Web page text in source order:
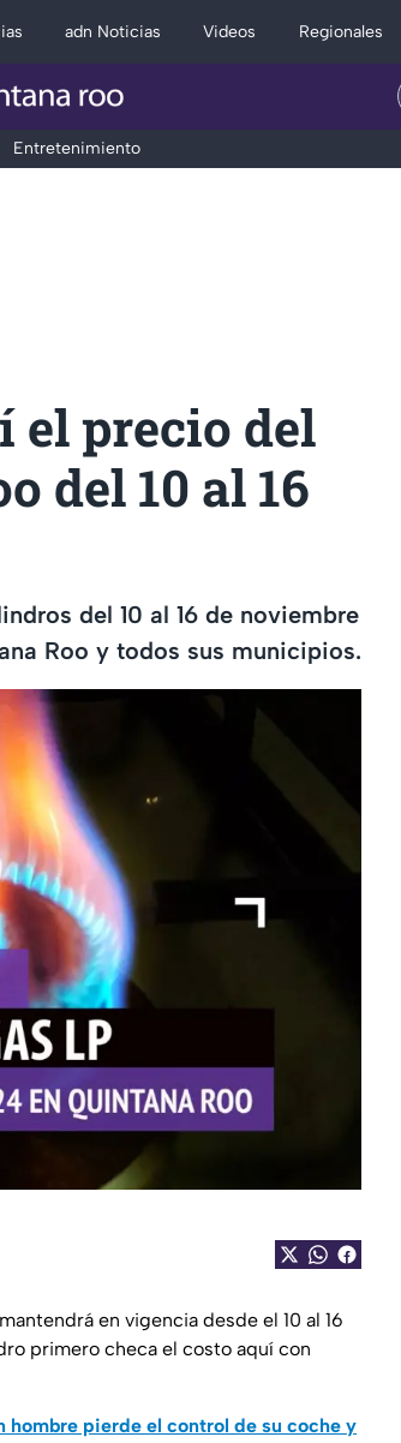
adn Noticias Videos Regionales
Entretenimiento
el precio del
del 10 al 16
del 10 al 16 de noviembre
Roo y todos sus municipios.
en vigencia desde el 10 al 16
primero checa el costo aquí con
hombre pierde el control de su coche y